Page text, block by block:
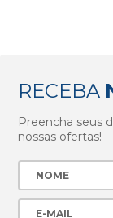
RECEBA
Preencha seus
nossas ofertas!